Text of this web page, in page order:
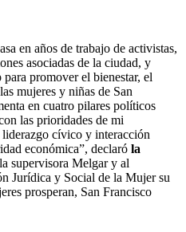
en años de trabajo de activistas,
asociadas de la ciudad, y
promover el bienestar, el
mujeres y niñas de San
en cuatro pilares políticos
las prioridades de mi
cívico y interacción
económica”, declaró la
supervisora ​​Melgar y al
Jurídica y Social de la Mujer su
prosperan, San Francisco